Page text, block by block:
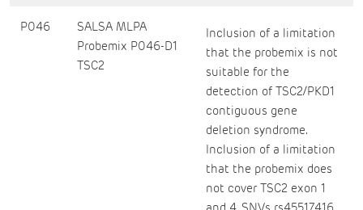
P046
SALSA MLPA
Probemix P046-D1
TSC2
Inclusion of a limitation
that the probemix is not
suitable for the
detection of TSC2/PKD1
contiguous gene
deletion syndrome.
Inclusion of a limitation
that the probemix does
not cover TSC2 exon 1